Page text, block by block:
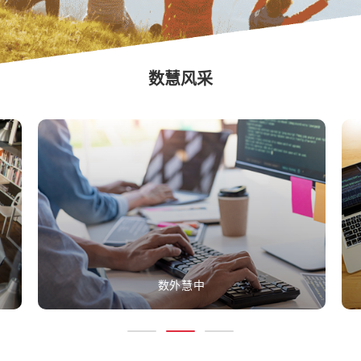
数慧风采
数外慧中